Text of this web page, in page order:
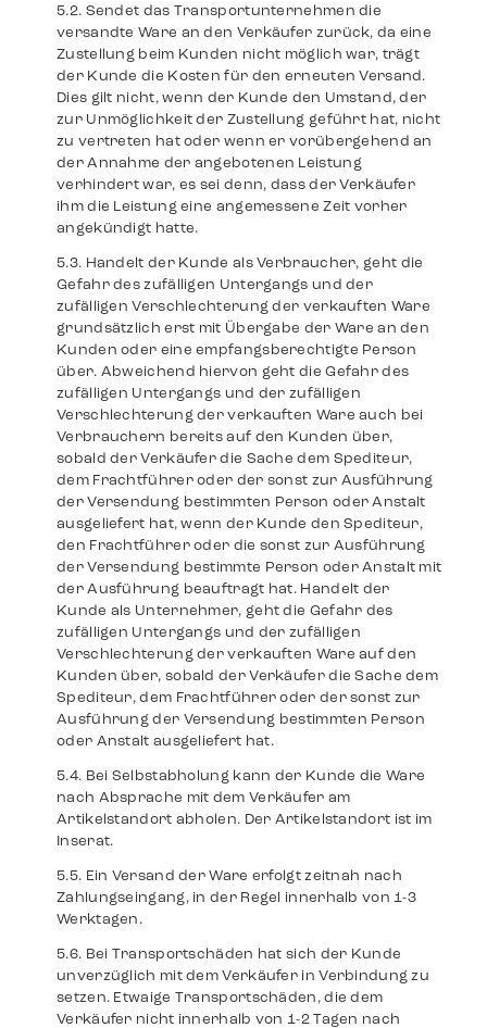
Sendet das Transportunternehmen die
versandte Ware an den Verkäufer zurück, da eine
Zustellung beim Kunden nicht möglich war, trägt
der Kunde die Kosten für den erneuten Versand.
Dies gilt nicht, wenn der Kunde den Umstand, der
zur Unmöglichkeit der Zustellung geführt hat, nicht
zu vertreten hat oder wenn er vorübergehend an
der Annahme der angebotenen Leistung
verhindert war, es sei denn, dass der Verkäufer
ihm die Leistung eine angemessene Zeit vorher
angekündigt hatte.
Handelt der Kunde als Verbraucher, geht die
Gefahr des zufälligen Untergangs und der
zufälligen Verschlechterung der verkauften Ware
grundsätzlich erst mit Übergabe der Ware an den
Kunden oder eine empfangsberechtigte Person
über. Abweichend hiervon geht die Gefahr des
zufälligen Untergangs und der zufälligen
Verschlechterung der verkauften Ware auch bei
Verbrauchern bereits auf den Kunden über,
sobald der Verkäufer die Sache dem Spediteur,
dem Frachtführer oder der sonst zur Ausführung
der Versendung bestimmten Person oder Anstalt
ausgeliefert hat, wenn der Kunde den Spediteur,
den Frachtführer oder die sonst zur Ausführung
der Versendung bestimmte Person oder Anstalt mit
der Ausführung beauftragt hat. Handelt der
Kunde als Unternehmer, geht die Gefahr des
zufälligen Untergangs und der zufälligen
Verschlechterung der verkauften Ware auf den
Kunden über, sobald der Verkäufer die Sache dem
Spediteur, dem Frachtführer oder der sonst zur
Ausführung der Versendung bestimmten Person
oder Anstalt ausgeliefert hat.
Bei Selbstabholung kann der Kunde die Ware
nach Absprache mit dem Verkäufer am
Artikelstandort abholen. Der Artikelstandort ist im
Inserat.
Ein Versand der Ware erfolgt zeitnah nach
Zahlungseingang, in der Regel innerhalb von 1-3
Werktagen.
Bei Transportschäden hat sich der Kunde
unverzüglich mit dem Verkäufer in Verbindung zu
setzen. Etwaige Transportschäden, die dem
Verkäufer nicht innerhalb von 1-2 Tagen nach